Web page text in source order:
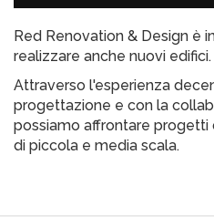
Red Renovation & Design è
realizzare anche nuovi edifici.
Attraverso l'esperienza
progettazione e con la
possiamo affrontare progetti
di piccola e media scala.